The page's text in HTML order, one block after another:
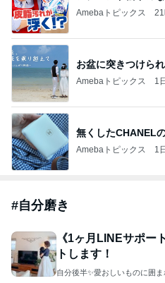
Amebaトピックス
お盆に突きつけら
Amebaトピックス 1
無くしたCHANEL
Amebaトピックス 1
#自分磨き
《1ヶ月LINEサポー
トします！
自分後半✨愛おしいものに囲